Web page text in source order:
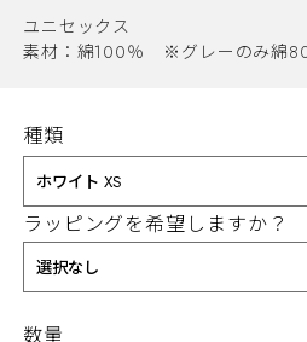
ユニセックス
素材：綿100％ ※グレーのみ綿
種類
ラッピングを希望しますか？
数量